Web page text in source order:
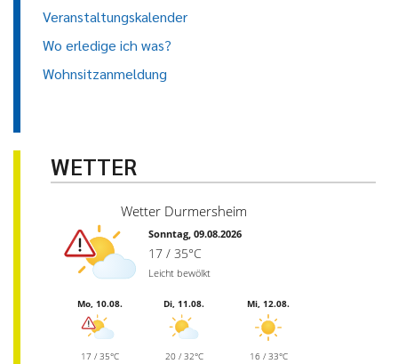
Veranstaltungskalender
Wo erledige ich was?
Wohnsitzanmeldung
WETTER
Wetter Durmersheim
Sonntag, 09.08.2026
17 / 35°C
Leicht bewölkt
Mo, 10.08.
17 / 35°C
Di, 11.08.
20 / 32°C
Mi, 12.08.
16 / 33°C